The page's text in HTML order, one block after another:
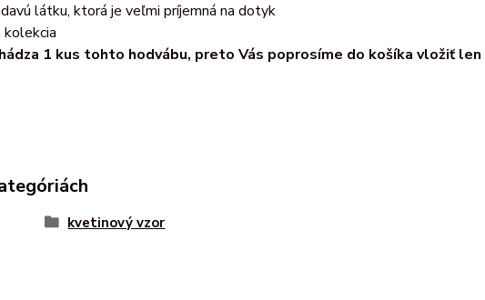
látku, ktorá je veľmi príjemná na dotyk
1 kus tohto hodvábu, preto Vás poprosíme do košíka vložiť
kvetinový vzor